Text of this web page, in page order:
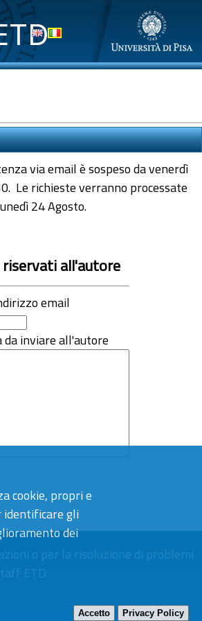
cookie, propri e
gli
dei
Accetto Privacy Policy
via email è sospeso da venerdì
Le richieste verranno processate
24 Agosto.
all'autore
email
da inviare all'autore
o per la risoluzione di problemi
ETD